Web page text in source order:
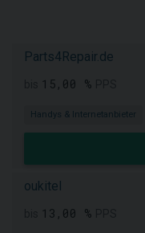
Parts4Repair.de
15,00 %
Handys & Internetanbieter
oukitel
13,00 %